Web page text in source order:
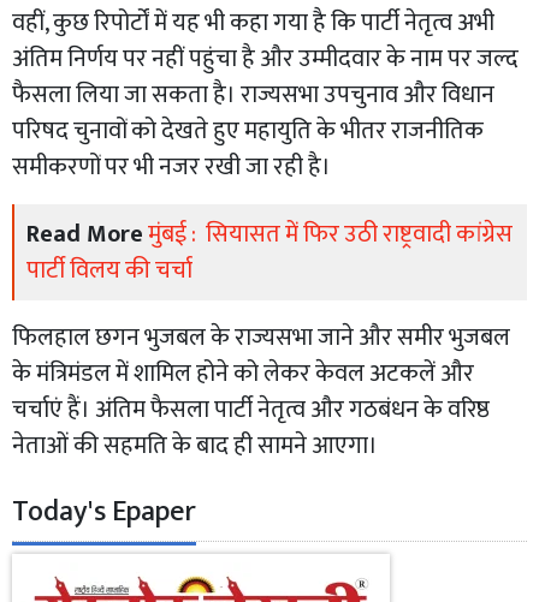
वहीं, कुछ रिपोर्टों में यह भी कहा गया है कि पार्टी नेतृत्व अभी
अंतिम निर्णय पर नहीं पहुंचा है और उम्मीदवार के नाम पर जल्द
फैसला लिया जा सकता है। राज्यसभा उपचुनाव और विधान
परिषद चुनावों को देखते हुए महायुति के भीतर राजनीतिक
समीकरणों पर भी नजर रखी जा रही है।
Read Moreमुंबई : सियासत में फिर उठी राष्ट्रवादी कांग्रेस
पार्टी विलय की चर्चा
फिलहाल छगन भुजबल के राज्यसभा जाने और समीर भुजबल
के मंत्रिमंडल में शामिल होने को लेकर केवल अटकलें और
चर्चाएं हैं। अंतिम फैसला पार्टी नेतृत्व और गठबंधन के वरिष्ठ
नेताओं की सहमति के बाद ही सामने आएगा।
Today's Epaper